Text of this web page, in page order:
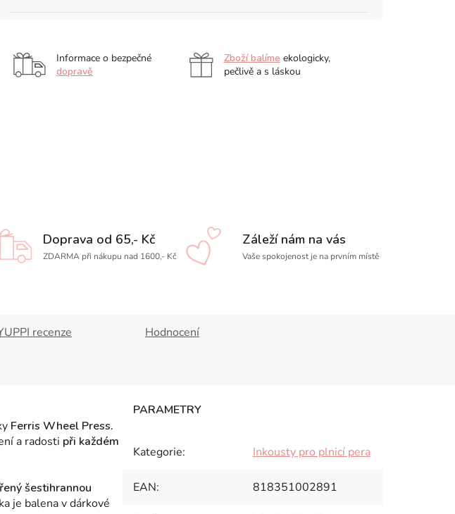
Informace o bezpečné
dopravě
Zboží balíme ekologicky,
pečlivě a s láskou
Doprava od 65,- Kč
ZDARMA při nákupu nad 1600,- Kč
Záleží nám na vás
Vaše spokojenost je na prvním místě
recenze Hodnocení
Ferris Wheel Press.
a radosti při každém
šestihrannou
je balena v dárkové
Kategorie: Inkousty pro plnicí pera
EAN: 818351002891